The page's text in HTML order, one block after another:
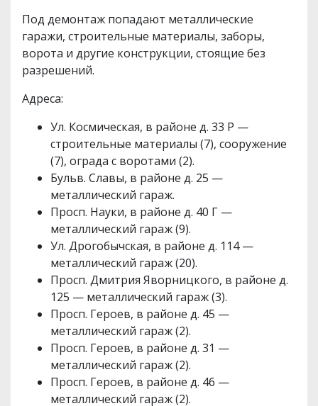
Под демонтаж попадают металлические
гаражи, строительные материалы, заборы,
ворота и другие конструкции, стоящие без
разрешений.
Адреса:
Ул. Космическая, в районе д. 33 Р —
строительные материалы (7), сооружение
(7), ограда с воротами (2).
Бульв. Славы, в районе д. 25 —
металлический гараж.
Просп. Науки, в районе д. 40 Г —
металлический гараж (9).
Ул. Дрогобычская, в районе д. 114 —
металлический гараж (20).
Просп. Дмитрия Яворницкого, в районе д.
125 — металлический гараж (3).
Просп. Героев, в районе д. 45 —
металлический гараж (2).
Просп. Героев, в районе д. 31 —
металлический гараж (2).
Просп. Героев, в районе д. 46 —
металлический гараж (2).